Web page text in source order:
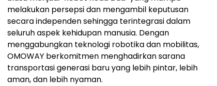
melakukan persepsi dan mengambil keputusan
secara independen sehingga terintegrasi dalam
seluruh aspek kehidupan manusia. Dengan
menggabungkan teknologi robotika dan mobilitas,
OMOWAY berkomitmen menghadirkan sarana
transportasi generasi baru yang lebih pintar, lebih
aman, dan lebih nyaman.